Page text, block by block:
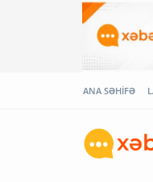
ANA SƏHİFƏ